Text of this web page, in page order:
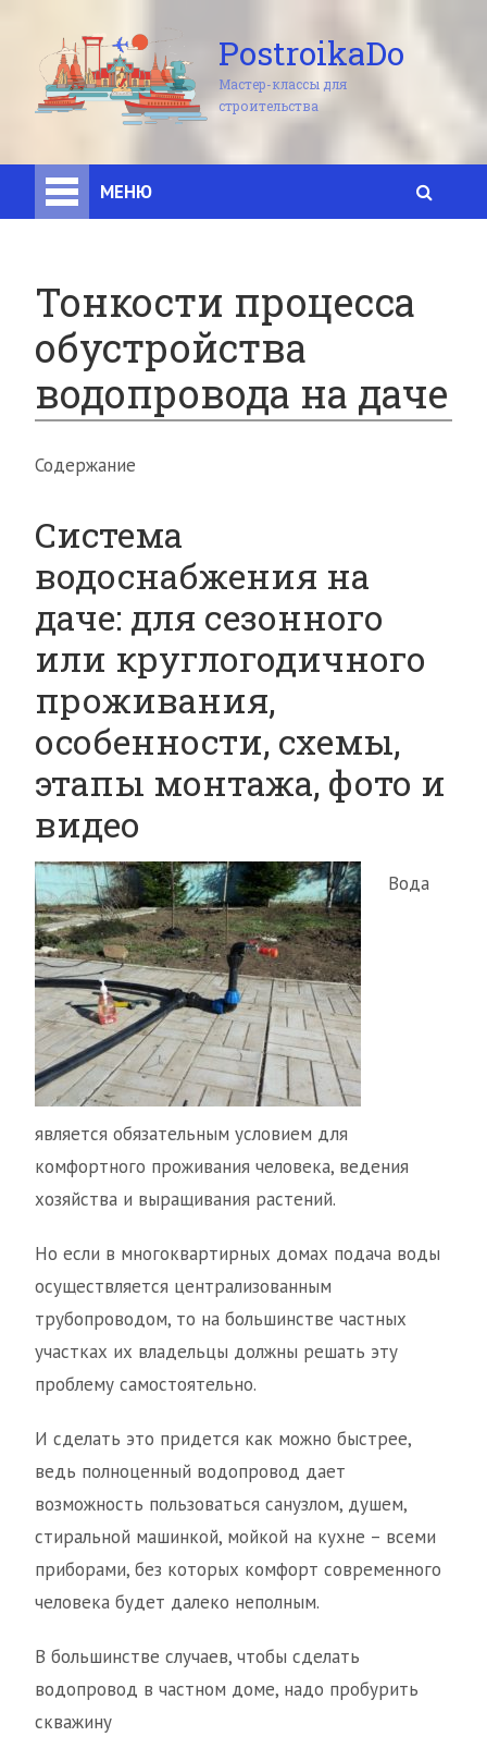
PostroikaDo
Мастер-классы для
строительства
МЕНЮ
Тонкости процесса
обустройства
водопровода на даче
Содержание
Система
водоснабжения на
даче: для сезонного
или круглогодичного
проживания,
особенности, схемы,
этапы монтажа, фото и
видео
Вода
является обязательным условием для
комфортного проживания человека, ведения
хозяйства и выращивания растений.
Но если в многоквартирных домах подача воды
осуществляется централизованным
трубопроводом, то на большинстве частных
участках их владельцы должны решать эту
проблему самостоятельно.
И сделать это придется как можно быстрее,
ведь полноценный водопровод дает
возможность пользоваться санузлом, душем,
стиральной машинкой, мойкой на кухне – всеми
приборами, без которых комфорт современного
человека будет далеко неполным.
В большинстве случаев, чтобы сделать
водопровод в частном доме, надо пробурить
скважину